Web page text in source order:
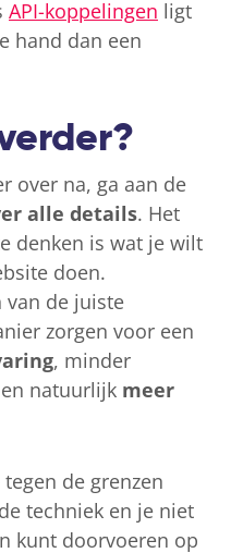
API-koppelingen ligt
hand dan een
over na, ga aan de
alle details. Het
denken is wat je wilt
doen.
van de juiste
zorgen voor een
, minder
natuurlijk meer
de grenzen
techniek en je niet
kunt doorvoeren op